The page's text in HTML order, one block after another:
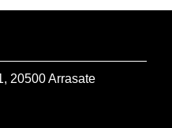
20500 Arrasate